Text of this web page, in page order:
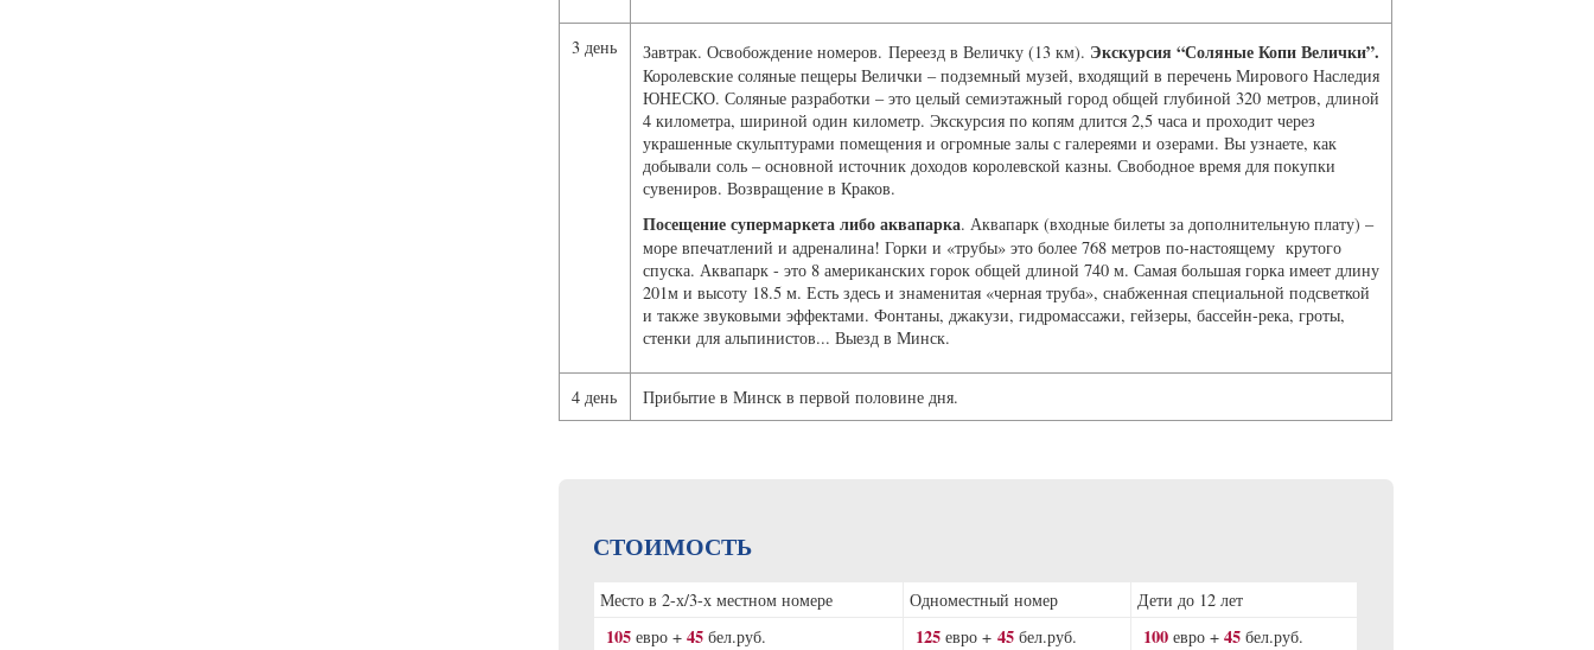
3 день Завтрак. Освобождение номеров. Переезд в Величку (13 км). Экскурсия “Соляные Копи Велички”.
Королевские соляные пещеры Велички – подземный музей, входящий в перечень Мирового Наследия
ЮНЕСКО. Соляные разработки – это целый семиэтажный город общей глубиной 320 метров, длиной
4 километра, шириной один километр. Экскурсия по копям длится 2,5 часа и проходит через
украшенные скульптурами помещения и огромные залы с галереями и озерами. Вы узнаете, как
добывали соль – основной источник доходов королевской казны. Свободное время для покупки
сувениров. Возвращение в Краков.
Посещение супермаркета либо аквапарка. Аквапарк (входные билеты за дополнительную плату) –
море впечатлений и адреналина! Горки и «трубы» это более 768 метров по-настоящему крутого
спуска. Аквапарк - это 8 американских горок общей длиной 740 м. Самая большая горка имеет длину
201м и высоту 18.5 м. Есть здесь и знаменитая «черная труба», снабженная специальной подсветкой
и также звуковыми эффектами. Фонтаны, джакузи, гидромассажи, гейзеры, бассейн-река, гроты,
стенки для альпинистов... Выезд в Минск.
4 день Прибытие в Минск в первой половине дня.
СТОИМОСТЬ
Место в 2-х/3-х местном номере Одноместный номер Дети до 12 лет
105евро + 45бел.руб. 125евро + 45бел.руб. 100евро + 45бел.руб.